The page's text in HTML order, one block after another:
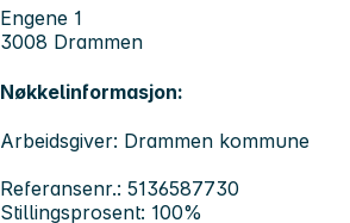
Engene 1
3008 Drammen
Nøkkelinformasjon:
Arbeidsgiver: Drammen kommune
Referansenr.: 5136587730
Stillingsprosent: 100%